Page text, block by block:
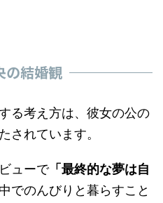
の結婚観
る考え方は、彼女の公の
されています。
ューで「最終的な夢は自
でのんびりと暮らすこと